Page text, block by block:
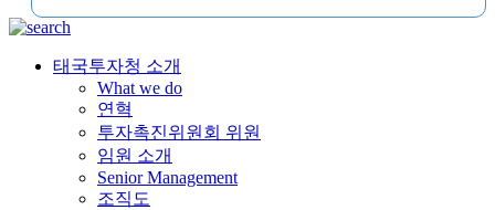
태국투자청 소개
What we do
연혁
투자촉진위원회 위원
임원 소개
Senior Management
조직도